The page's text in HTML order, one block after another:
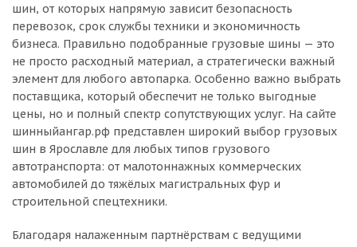
шин, от которых напрямую зависит безопасность
перевозок, срок службы техники и экономичность
бизнеса. Правильно подобранные грузовые шины — это
не просто расходный материал, а стратегически важный
элемент для любого автопарка. Особенно важно выбрать
поставщика, который обеспечит не только выгодные
цены, но и полный спектр сопутствующих услуг. На сайте
шинныйангар.рф представлен широкий выбор грузовых
шин в Ярославле для любых типов грузового
автотранспорта: от малотоннажных коммерческих
автомобилей до тяжёлых магистральных фур и
строительной спецтехники.
Благодаря налаженным партнёрствам с ведущими